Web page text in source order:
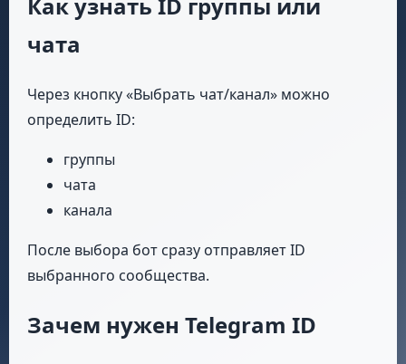
Как узнать ID группы или
чата
Через кнопку «Выбрать чат/канал» можно
определить ID:
группы
чата
канала
После выбора бот сразу отправляет ID
выбранного сообщества.
Зачем нужен Telegram ID